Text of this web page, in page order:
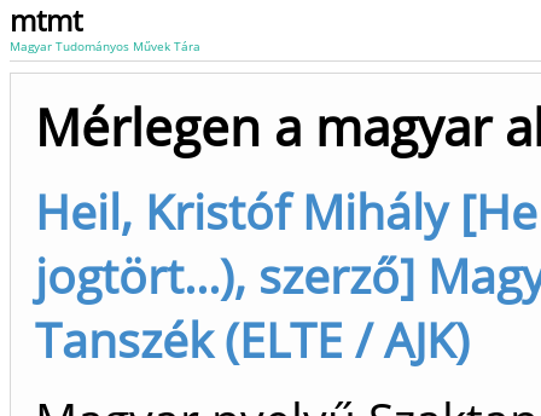
mtmt
Magyar Tudományos Művek Tára
Mérlegen a magyar
Heil, Kristóf Mihály
jogtört...), szerző]
Tanszék (ELTE / AJK)